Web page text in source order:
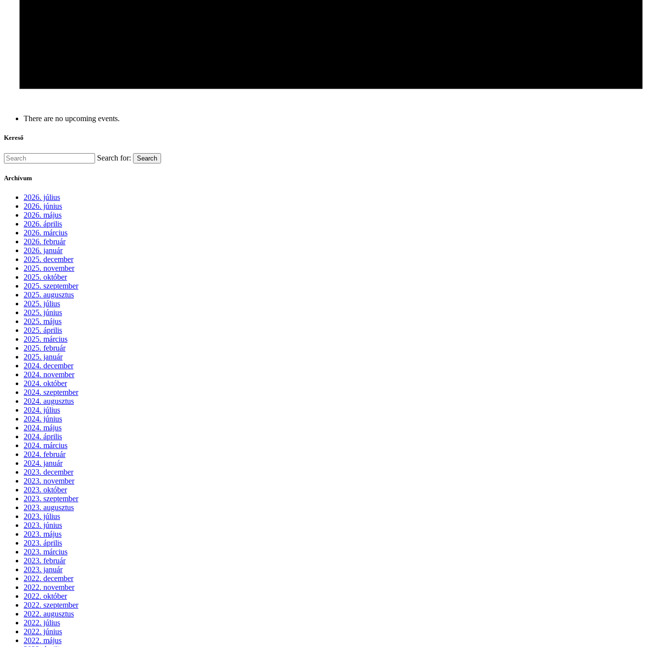
There are no upcoming events.
Kereső
Search for: Search
Archívum
2026. július
2026. június
2026. május
2026. április
2026. március
2026. február
2026. január
2025. december
2025. november
2025. október
2025. szeptember
2025. augusztus
2025. július
2025. június
2025. május
2025. április
2025. március
2025. február
2025. január
2024. december
2024. november
2024. október
2024. szeptember
2024. augusztus
2024. július
2024. június
2024. május
2024. április
2024. március
2024. február
2024. január
2023. december
2023. november
2023. október
2023. szeptember
2023. augusztus
2023. július
2023. június
2023. május
2023. április
2023. március
2023. február
2023. január
2022. december
2022. november
2022. október
2022. szeptember
2022. augusztus
2022. július
2022. június
2022. május